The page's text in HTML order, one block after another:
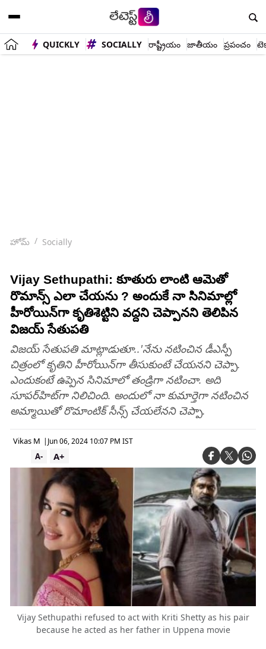
QUICKLY SOCIALLY రాష్ట్రీయం జాతీయం ప్రపంచం
హోమ్ Socially
Vijay Sethupathi: కూతురు లాంటి ఆమెతో
రొమాన్స్ ఎలా చేయను ? అందుకే నా సినిమాల్లో
హీరోయిన్‌గా కృతిశెట్టిని వద్దని చెప్పానని తెలిపిన
విజయ్ సేతుపతి
విజయ్ సేతుపతి మాట్లాడుతూ..'నేను నటించిన డీఎస్పీ
చిత్రంలో కృతిని హీరోయిన్‌గా తీసుకుంటే చేయనని చెప్పా.
ఎందుకంటే ఉప్పెన సినిమాలో తండ్రిగా నటించా. అది
సూపర్‌హిట్‌గా నిలిచింది. అందులో నా కుమార్తెగా నటించిన
అమ్మాయితో రొమాంటిక్‌ సీన్స్‌ చేయలేనని చెప్పా.
Vikas M | Jun 06, 2024 10:07 PM IST
A+
A-
Vijay Sethupathi refused to act with Kriti Shetty as his pair
because he acted as her father in Uppena movie